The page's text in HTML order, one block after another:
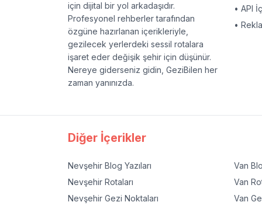
için dijital bir yol arkadaşıdır.
Profesyonel rehberler tarafından
özgüne hazırlanan içerikleriyle,
gezilecek yerlerdeki sessil rotalara
işaret eder değişik şehir için düşünür.
Nereye giderseniz gidin, GeziBilen her
zaman yanınızda.
• API
•
Diğer İçerikler
Nevşehir Blog Yazıları
Nevşehir Rotaları
Nevşehir Gezi Noktaları
Van
Van
Van